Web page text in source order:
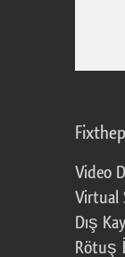
Video
Virtual
Dış
Rötuş